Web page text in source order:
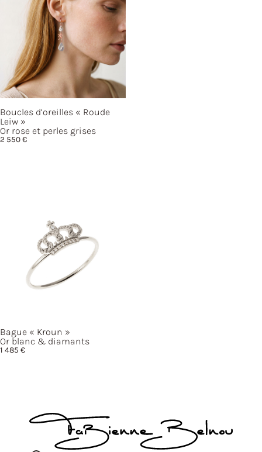
Boucles d’oreilles « Roude
Leiw »
Or rose et perles grises
2 550€
Bague « Kroun »
Or blanc & diamants
1 485 €